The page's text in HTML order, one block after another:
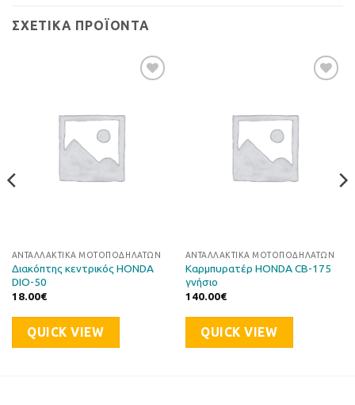
ΣΧΕΤΙΚΆ ΠΡΟΪΌΝΤΑ
Επιθυμιών
ΑΝΤΑΛΛΑΚΤΙΚΆ ΜΟΤΟΠΟΔΗΛΆΤΩΝ
Διακόπτης κεντρικός HONDA
DIO-50
18.00€
QUICK VIEW
Επιθυμιών
ΑΝΤΑΛΛΑΚΤΙΚΆ ΜΟΤΟΠΟΔΗΛΆΤΩΝ
Καρμπυρατέρ HONDA CB-175
γνήσιο
140.00€
QUICK VIEW